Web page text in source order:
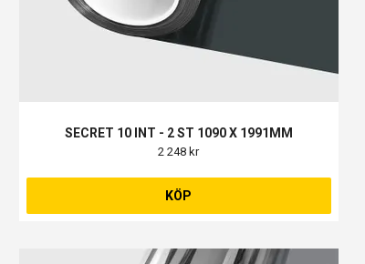
SECRET 10 INT - 2 ST 1090 X 1991MM
2 248 kr
KÖP